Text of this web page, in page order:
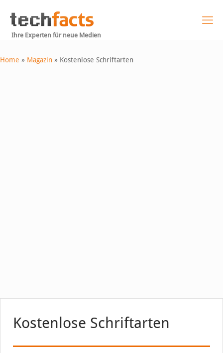
Ihre Experten für neue Medien
Home » Magazin » Kostenlose Schriftarten
Kostenlose Schriftarten